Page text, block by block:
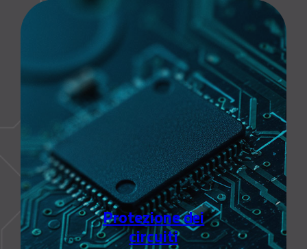
Protezione dei
circuiti